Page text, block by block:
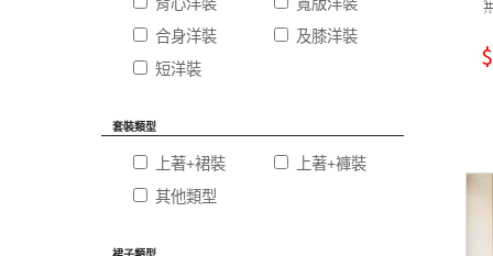
合身洋裝
及膝洋裝
短洋裝
套裝類型
上著+裙裝
上著+褲裝
其他類型